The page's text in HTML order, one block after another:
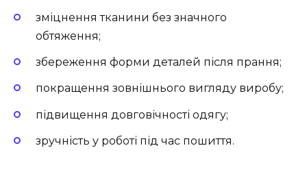
зміцнення тканини без значного
обтяження;
збереження форми деталей після прання;
покращення зовнішнього вигляду виробу;
підвищення довговічності одягу;
зручність у роботі під час пошиття.